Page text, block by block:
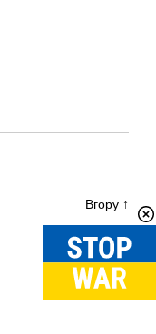
Вгору ↑